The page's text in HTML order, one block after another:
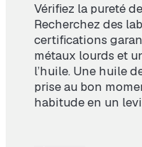
Vérifiez la pureté
Recherchez des
certifications
métaux lourds et
l’huile. Une huile
prise au bon
habitude en un